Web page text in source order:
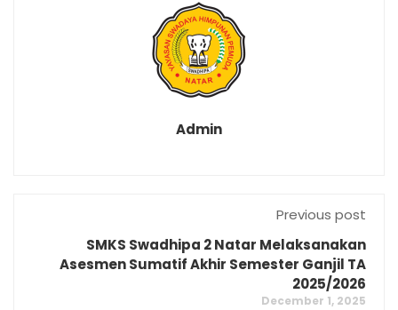
Admin
Previous post
SMKS Swadhipa 2 Natar Melaksanakan
Asesmen Sumatif Akhir Semester Ganjil TA
2025/2026
December 1, 2025